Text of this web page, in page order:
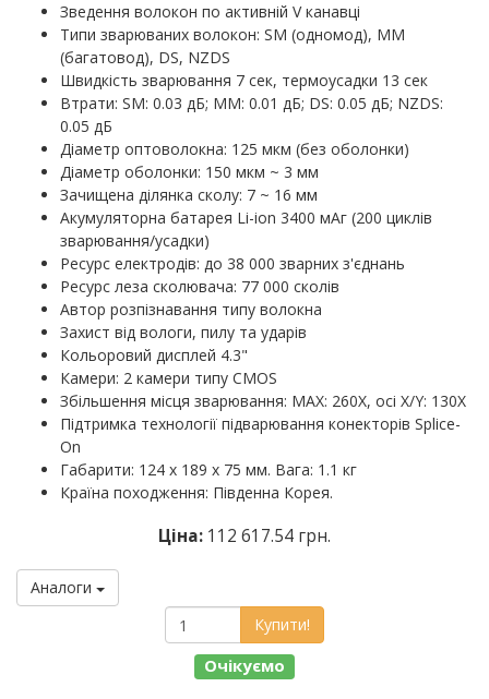
Зведення волокон по активній V канавці
Типи зварюваних волокон: SM (одномод), MM
(багатовод), DS, NZDS
Швидкість зварювання 7 сек, термоусадки 13 сек
Втрати: SM: 0.03 дБ; MM: 0.01 дБ; DS: 0.05 дБ; NZDS:
0.05 дБ
Діаметр оптоволокна: 125 мкм (без оболонки)
Діаметр оболонки: 150 мкм ~ 3 мм
Зачищена ділянка сколу: 7 ~ 16 мм
Акумуляторна батарея Li-ion 3400 мАг (200 циклів
зварювання/усадки)
Ресурс електродів: до 38 000 зварних з'єднань
Ресурс леза сколювача: 77 000 сколів
Автор розпізнавання типу волокна
Захист від вологи, пилу та ударів
Кольоровий дисплей 4.3"
Камери: 2 камери типу CMOS
Збільшення місця зварювання: MAX: 260X, осі X/Y: 130X
Підтримка технології підварювання конекторів Splice-
On
Габарити: 124 х 189 х 75 мм. Вага: 1.1 кг
Країна походження: Південна Корея.
Ціна: 112 617.54 грн.
Аналоги
Купити!
Очікуємо